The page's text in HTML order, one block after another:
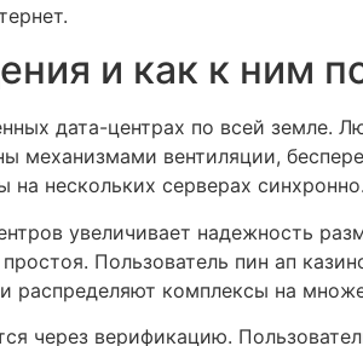
и как к ним
дата-центрах по всей земле.
механизмами вентиляции,
нескольких серверах синхронно.
увеличивает надежность
Пользователь пин ап
распределяют комплексы на
через верификацию.